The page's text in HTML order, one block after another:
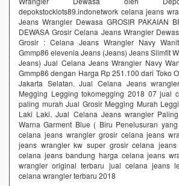
depokstocklots89.indonetwork celana jeans
Jeans Wrangler Dewasa GROSIR PAKAIAN
DEWASA Grosir Celana Jeans Wrangler
Grosir : Celana Jeans Wrangler Navy
Gmmp86 elevenia Jeans (Jeans) Jeans Slimfit
Jeans) Jual Celana Jeans Wrangler Navy
Gmmp86 dengan Harga Rp 251.100 dari Toko
Jakarta Selatan. Jual Celana Jeans
Megging Legging tokomegging 2018 07 jual
paling murah Jual Grosir Megging Murah
Laki Laki. Jual Celana Jeans wrangler
Warna Garment Blue ( Biru Penelusuran
celana jeans wrangler grosir celana jeans
jeans wrangler kw super grosir celana
celana jeans bandung harga celana jeans
wrangler original terbaru jual celana jeans
celana wrangler terbaru 2018